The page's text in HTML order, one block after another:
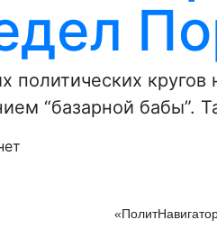
политических
“базарной бабы”.